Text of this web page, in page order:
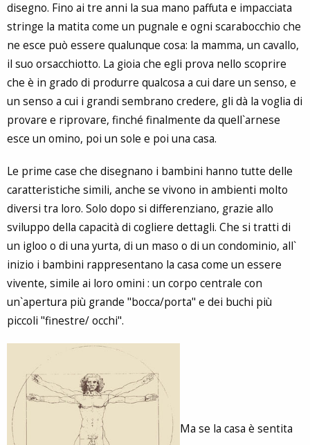
disegno. Fino ai tre anni la sua mano paffuta e impacciata
stringe la matita come un pugnale e ogni scarabocchio che
ne esce può essere qualunque cosa: la mamma, un cavallo,
il suo orsacchiotto. La gioia che egli prova nello scoprire
che è in grado di produrre qualcosa a cui dare un senso, e
un senso a cui i grandi sembrano credere, gli dà la voglia di
provare e riprovare, finché finalmente da quell`arnese
esce un omino, poi un sole e poi una casa.
Le prime case che disegnano i bambini hanno tutte delle
caratteristiche simili, anche se vivono in ambienti molto
diversi tra loro. Solo dopo si differenziano, grazie allo
sviluppo della capacità di cogliere dettagli. Che si tratti di
un igloo o di una yurta, di un maso o di un condominio, all`
inizio i bambini rappresentano la casa come un essere
vivente, simile ai loro omini : un corpo centrale con
un`apertura più grande "bocca/porta" e dei buchi più
piccoli "finestre/ occhi".
Ma se la casa è sentita